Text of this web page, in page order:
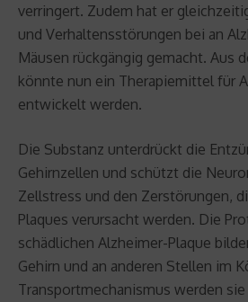
verringert. Zudem hat er
und Verhaltensstörungen bei an
Mäusen rückgängig gemacht. Aus
könnte nun ein Therapiemittel für
entwickelt werden.
Die Substanz unterdrückt die
Gehirnzellen und schützt die
Zellstress und den Zerstörungen,
Plaques verursacht werden. Die
schädlichen Alzheimer-Plaque
Gehirn und an anderen Stellen im
Transportmechanismus werden